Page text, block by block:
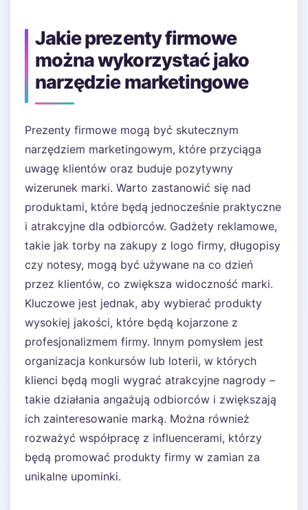
Jakie prezenty firmowe
można wykorzystać jako
narzędzie marketingowe
Prezenty firmowe mogą być skutecznym
narzędziem marketingowym, które przyciąga
uwagę klientów oraz buduje pozytywny
wizerunek marki. Warto zastanowić się nad
produktami, które będą jednocześnie praktyczne
i atrakcyjne dla odbiorców. Gadżety reklamowe,
takie jak torby na zakupy z logo firmy, długopisy
czy notesy, mogą być używane na co dzień
przez klientów, co zwiększa widoczność marki.
Kluczowe jest jednak, aby wybierać produkty
wysokiej jakości, które będą kojarzone z
profesjonalizmem firmy. Innym pomysłem jest
organizacja konkursów lub loterii, w których
klienci będą mogli wygrać atrakcyjne nagrody –
takie działania angażują odbiorców i zwiększają
ich zainteresowanie marką. Można również
rozważyć współpracę z influencerami, którzy
będą promować produkty firmy w zamian za
unikalne upominki.